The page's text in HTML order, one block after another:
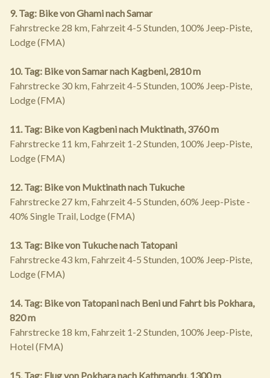
9. Tag: Bike von Ghami nach Samar
Fahrstrecke 28 km, Fahrzeit 4-5 Stunden, 100% Jeep-Piste,
Lodge (FMA)
10. Tag: Bike von Samar nach Kagbeni, 2810 m
Fahrstrecke 30 km, Fahrzeit 4-5 Stunden, 100% Jeep-Piste,
Lodge (FMA)
11. Tag: Bike von Kagbeni nach Muktinath, 3760 m
Fahrstrecke 11 km, Fahrzeit 1-2 Stunden, 100% Jeep-Piste,
Lodge (FMA)
12. Tag: Bike von Muktinath nach Tukuche
Fahrstrecke 27 km, Fahrzeit 4-5 Stunden, 60% Jeep-Piste -
40% Single Trail, Lodge (FMA)
13. Tag: Bike von Tukuche nach Tatopani
Fahrstrecke 43 km, Fahrzeit 4-5 Stunden, 100% Jeep-Piste,
Lodge (FMA)
14. Tag: Bike von Tatopani nach Beni und Fahrt bis Pokhara,
820 m
Fahrstrecke 18 km, Fahrzeit 1-2 Stunden, 100% Jeep-Piste,
Hotel (FMA)
15. Tag: Flug von Pokhara nach Kathmandu, 1300 m